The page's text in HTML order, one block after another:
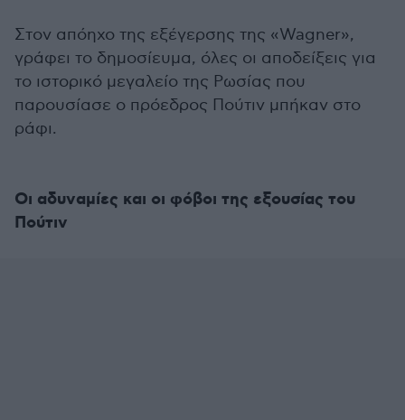
Στον απόηχο της εξέγερσης της «Wagner»,
γράφει το δημοσίευμα, όλες οι αποδείξεις για
το ιστορικό μεγαλείο της Ρωσίας που
παρουσίασε ο πρόεδρος Πούτιν μπήκαν στο
ράφι.
Οι αδυναμίες και οι φόβοι της εξουσίας του
Πούτιν